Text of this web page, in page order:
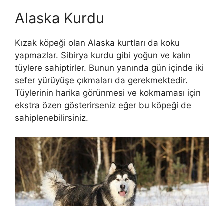
Alaska Kurdu
Kızak köpeği olan Alaska kurtları da koku
yapmazlar. Sibirya kurdu gibi yoğun ve kalın
tüylere sahiptirler. Bunun yanında gün içinde iki
sefer yürüyüşe çıkmaları da gerekmektedir.
Tüylerinin harika görünmesi ve kokmaması için
ekstra özen gösterirseniz eğer bu köpeği de
sahiplenebilirsiniz.